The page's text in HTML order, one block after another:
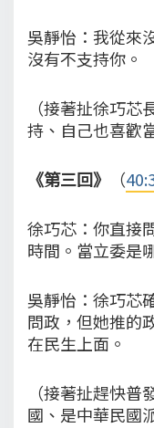
吳靜怡：我從來
沒有不支持你。
（接著扯徐巧
持、自己也喜歡
《第三回》 （
徐巧芯：你直接
時間。當立委是
吳靜怡：徐巧芯
問政，但她推的
在民生上面。
（接著扯趕快
國、是中華民國